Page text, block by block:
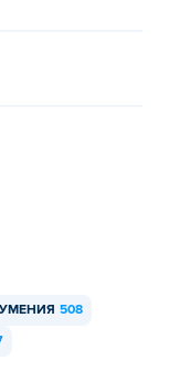
508